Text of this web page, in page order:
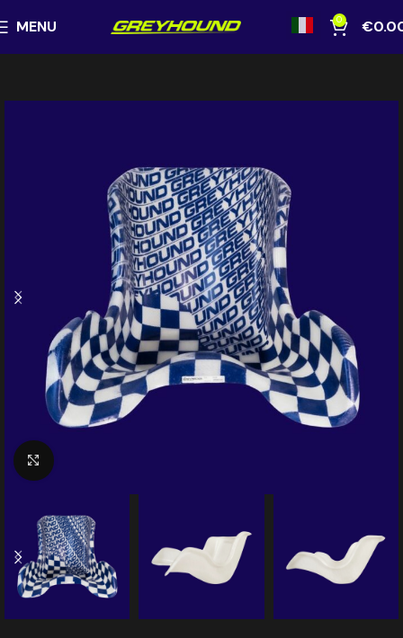
MENU 0 €
Click to enlarge